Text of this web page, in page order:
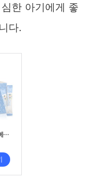
한 아기에게 좋
다.